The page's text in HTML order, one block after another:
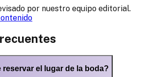
por nuestro equipo editorial.
el lugar de la boda?